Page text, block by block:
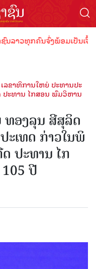
ກຄົນຈົ່ງພ້ອມເປັນເຈົ້າພາບ
ຂາ​ທິ​ການ​ໃຫຍ່ ປະ​ທານ​ປະ​
ປະ​ທານ ໄກ​ສອນ ພົມ​ວິ​ຫານ
ອງ​ລຸນ ສີ​ສຸ​ລິດ
ະ​ເທດ ກ່າວ​ໃນ​ພິ​
ປະ​ທານ ໄກ​
ປີ